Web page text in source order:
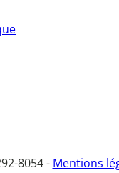
8054 - Mentions